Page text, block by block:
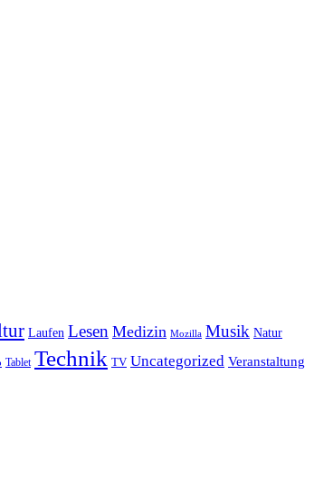
Laufen Lesen Medizin Mozilla Musik Natur
Tablet Technik TV Uncategorized Veranstaltung